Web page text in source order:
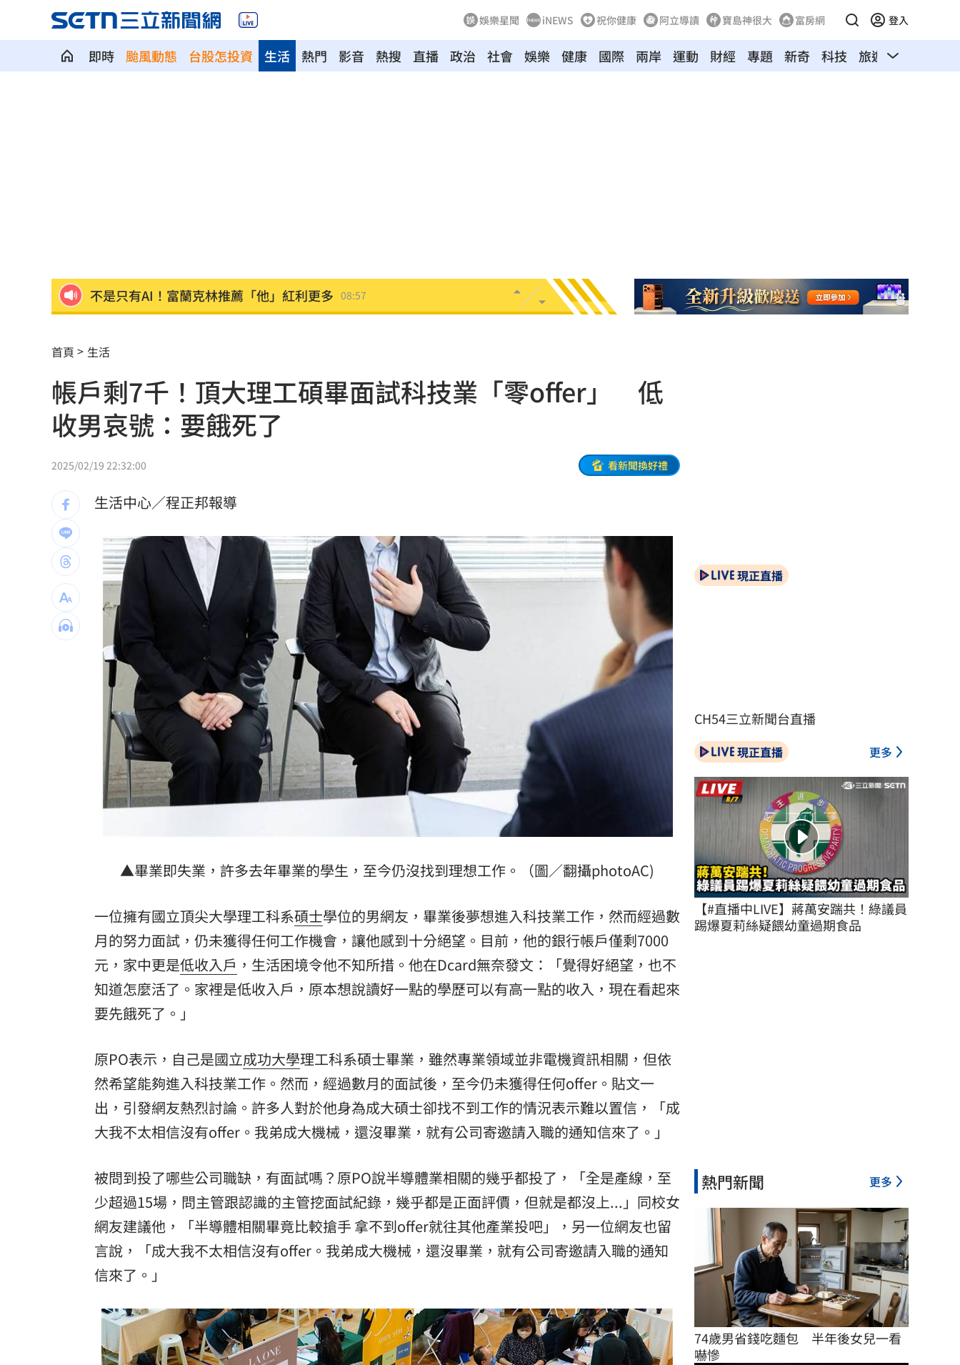
娛樂星聞 iNEWS 祝你健康 阿立導讀 寶島神很大 富房網 登入
即時 颱風動態 台股怎投資 熱門 影音 熱搜 直播 政治 社會 娛樂
生活 健康 國際 兩岸 運動 財經 專題 新奇 科技 旅遊 汽車
開盤／台積電漲20元領軍 台股漲近400點 09:09
鄭明典揭白海豚動態 氣象署：不排除陸警 08:56
台股急跌逆勢買95％滿倉 專家曝操作手法
陳時中早提醒慈濟！學者：做到流血沒人理 08:46
高斯曼披小熊戰袍 慶幸不用先對決老東家
大罷免名店遭酸本業造謠 老闆怒提告
慈濟買BNT遭詐 綠：藍白政治人物應道歉
抹黑陳時中擋疫苗！他曝往事嗆柯：欠道歉 08:36
告別綠衫軍十年生涯 布朗首揭離隊心聲 08:34
陳隨意公開神級滷肉食譜配方 網全暴動了 08:32
ENHYPEN粉絲Mina遭網暴離世！醫師揭警訊 08:28
習近平國師惹禍！狂言1句嚇跑大批台商 08:27
台灣彩券開獎直播中 20:31
LIVE三立+24小時直播
三立iNEWS新聞台線上直播 18:00
首頁 生活
帳戶剩7千！頂大理工碩畢面試科技業「零offer」 低
收男哀號：要餓死了
2025/02/19 22:32:00 看新聞換好禮
生活中心／程正邦報導
▲畢業即失業，許多去年畢業的學生，至今仍沒找到理想工作。（圖／翻攝photoAC)
一位擁有國立頂尖大學理工科系碩士學位的男網友，畢業後夢想進入科技業工作，然而經過數
月的努力面試，仍未獲得任何工作機會，讓他感到十分絕望。目前，他的銀行帳戶僅剩7000
元，家中更是低收入戶 ，生活困境令他不知所措。他在Dcard無奈發文：「覺得好絕望，也不
知道怎麼活了。家裡是低收入戶，原本想說讀好一點的學歷可以有高一點的收入，現在看起來
要先餓死了。」
原PO表示，自己是國立成功大學理工科系碩士畢業，雖然專業領域並非電機資訊相關，但依
然希望能夠進入科技業工作。然而，經過數月的面試後，至今仍未獲得任何offer。貼文一
出，引發網友熱烈討論。許多人對於他身為成大碩士卻找不到工作的情況表示難以置信，「成
大我不太相信沒有offer。我弟成大機械，還沒畢業，就有公司寄邀請入職的通知信來了。」
被問到投了哪些公司職缺，有面試嗎？原PO說半導體業相關的幾乎都投了，「全是產線，至
少超過15場，問主管跟認識的主管挖面試紀錄，幾乎都是正面評價，但就是都沒上...」同校女
網友建議他，「半導體相關畢竟比較搶手 拿不到offer就往其他產業投吧」，另一位網友也留
言說，「成大我不太相信沒有offer。我弟成大機械，還沒畢業，就有公司寄邀請入職的通知
信來了。」
現正直播
CH54三立新聞台直播
現正直播 更多
【#直播中LIVE】蔣萬安踹共！綠議員
踢爆夏莉絲疑餵幼童過期食品
熱門新聞 更多
74歲男省錢吃麵包　半年後女兒一看
嚇慘